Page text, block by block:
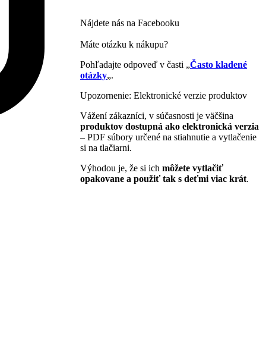
Nájdete nás na Facebooku
Máte otázku k nákupu?
Pohľadajte odpoveď v časti „Často kladené
otázky„.
Upozornenie: Elektronické verzie produktov
Vážení zákazníci, v súčasnosti je väčšina
produktov dostupná ako elektronická verzia
– PDF súbory určené na stiahnutie a vytlačenie
si na tlačiarni.
Výhodou je, že si ich môžete vytlačiť
opakovane a použiť tak s deťmi viac krát.